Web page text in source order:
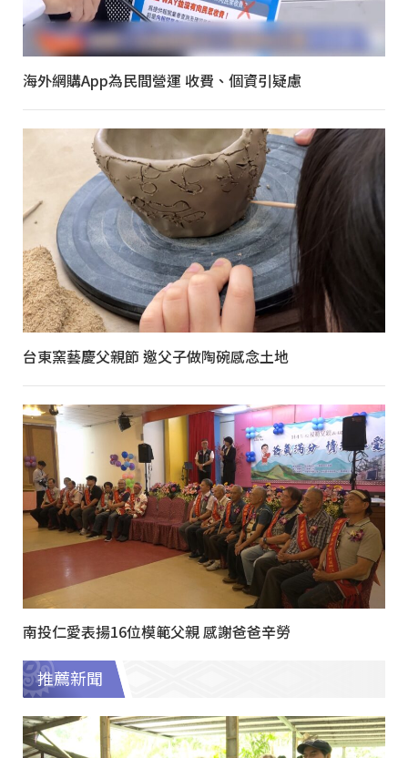
海外網購App為民間營運 收費、個資引疑慮
台東窯藝慶父親節 邀父子做陶碗感念土地
南投仁愛表揚16位模範父親 感謝爸爸辛勞
推薦新聞